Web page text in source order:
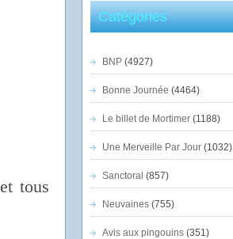
tous
Catégories
BNP(4927)
Bonne Journée (4464)
Le billet de Mortimer(1188)
Une Merveille Par Jour(1032)
Sanctoral (857)
Neuvaines(755)
Avis aux pingouins(351)